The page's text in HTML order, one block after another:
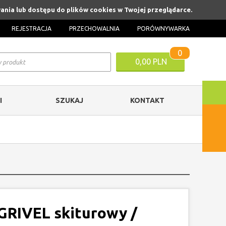
lub dostępu do plików cookies w Twojej przeglądarce.
REJESTRACJA PRZECHOWALNIA PORÓWNYWARKA
0,00 PLN
0
SZUKAJ KONTAKT
skiturowy /